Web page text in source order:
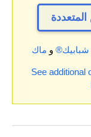
شبابيك® و
See additional